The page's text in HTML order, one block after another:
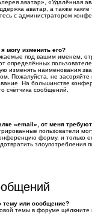
аватар», «Удалённая
аватар, а также
с администратором
могу изменить его?
под вашим именем,
определённых
изменять наименования
Пожалуйста, не
На большинстве
счётчика сообщений.
«email», от меня
пользователи
форму, и только
тему или сообщение?
темы в форуме